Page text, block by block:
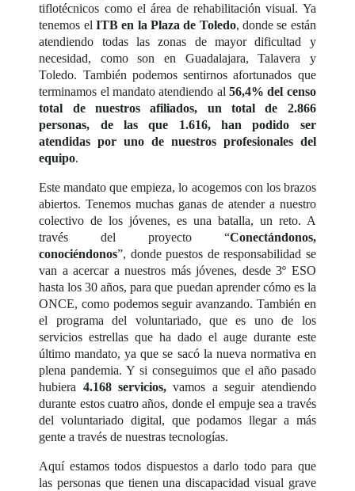
tiflotécnicos como el área de rehabilitación visual. Ya
tenemos el ITB en la Plaza de Toledo, donde se están
atendiendo todas las zonas de mayor dificultad y
necesidad, como son en Guadalajara, Talavera y
Toledo. También podemos sentirnos afortunados que
terminamos el mandato atendiendo al 56,4% del censo
total de nuestros afiliados, un total de 2.866
personas, de las que 1.616, han podido ser
atendidas por uno de nuestros profesionales del
equipo.
Este mandato que empieza, lo acogemos con los brazos
abiertos. Tenemos muchas ganas de atender a nuestro
colectivo de los jóvenes, es una batalla, un reto. A
través del proyecto “Conectándonos,
conociéndonos”, donde puestos de responsabilidad se
van a acercar a nuestros más jóvenes, desde 3º ESO
hasta los 30 años, para que puedan aprender cómo es la
ONCE, como podemos seguir avanzando. También en
el programa del voluntariado, que es uno de los
servicios estrellas que ha dado el auge durante este
último mandato, ya que se sacó la nueva normativa en
plena pandemia. Y si conseguimos que el año pasado
hubiera 4.168 servicios, vamos a seguir atendiendo
durante estos cuatro años, donde el empuje sea a través
del voluntariado digital, que podamos llegar a más
gente a través de nuestras tecnologías.
Aquí estamos todos dispuestos a darlo todo para que
las personas que tienen una discapacidad visual grave